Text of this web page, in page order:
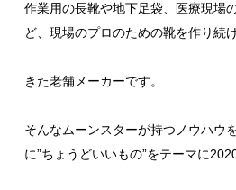
作業用の長靴や地下足袋、医療現場
ど、現場のプロのための靴を作り続
きた老舗メーカーです。
そんなムーンスターが持つノウハウ
に”ちょうどいいもの”をテーマに